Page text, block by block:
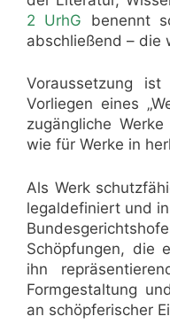
2 UrhG benennt
abschließend – die
Voraussetzung
Vorliegen eines
zugängliche
wie für Werke in
Als Werk
legaldefiniert und
Schöpfungen, die
ihn
Formgestaltung
an schöpferischer